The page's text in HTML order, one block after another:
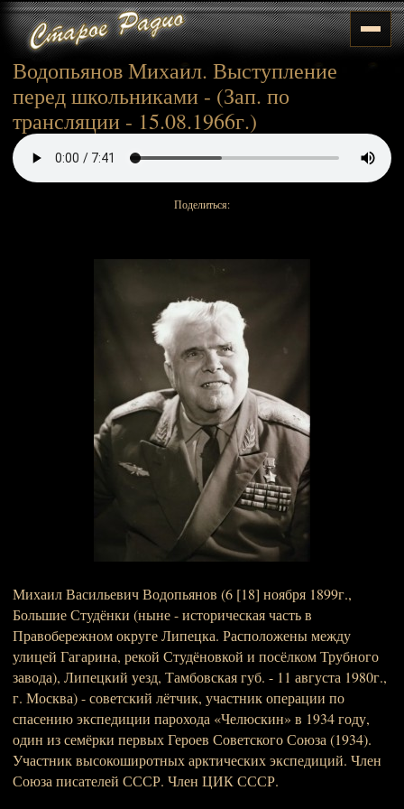
Водопьянов Михаил. Выступление
перед школьниками - (Зап. по
трансляции - 15.08.1966г.)
Поделиться:
Михаил Васильевич Водопьянов (6 [18] ноября 1899г.,
Большие Студёнки (ныне - историческая часть в
Правобережном округе Липецка. Расположены между
улицей Гагарина, рекой Студёновкой и посёлком Трубного
завода), Липецкий уезд, Тамбовская губ. - 11 августа 1980г.,
г. Москва) - советский лётчик, участник операции по
спасению экспедиции парохода «Челюскин» в 1934 году,
один из семёрки первых Героев Советского Союза (1934).
Участник высокоширотных арктических экспедиций. Член
Союза писателей СССР. Член ЦИК СССР.